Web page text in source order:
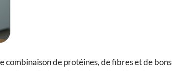
combinaison de protéines, de fibres et de bons